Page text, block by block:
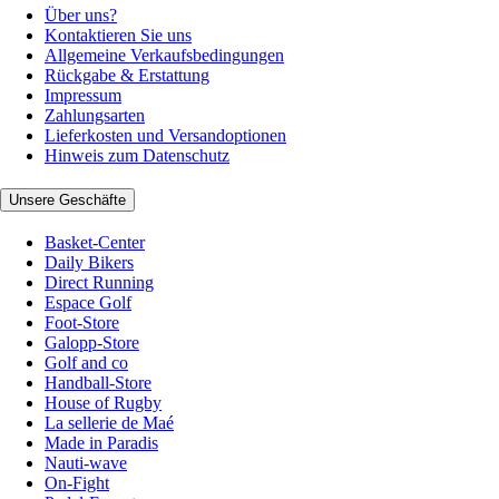
Über uns?
Kontaktieren Sie uns
Allgemeine Verkaufsbedingungen
Rückgabe & Erstattung
Impressum
Zahlungsarten
Lieferkosten und Versandoptionen
Hinweis zum Datenschutz
Unsere Geschäfte
Basket-Center
Daily Bikers
Direct Running
Espace Golf
Foot-Store
Galopp-Store
Golf and co
Handball-Store
House of Rugby
La sellerie de Maé
Made in Paradis
Nauti-wave
On-Fight